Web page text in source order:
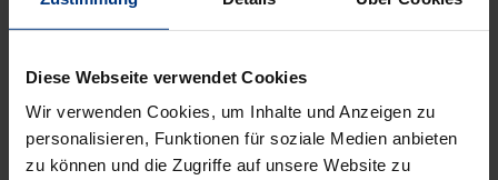
Diese Webseite verwendet Cookies
Wir verwenden Cookies, um Inhalte und Anzeigen zu
personalisieren, Funktionen für soziale Medien anbieten
zu können und die Zugriffe auf unsere Website zu
Add to Cart
Add to Wish List
Delivery cost notice